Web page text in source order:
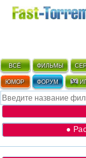
ВСЁ ФИЛЬМЫ
ЮМОР ФОРУМ
●